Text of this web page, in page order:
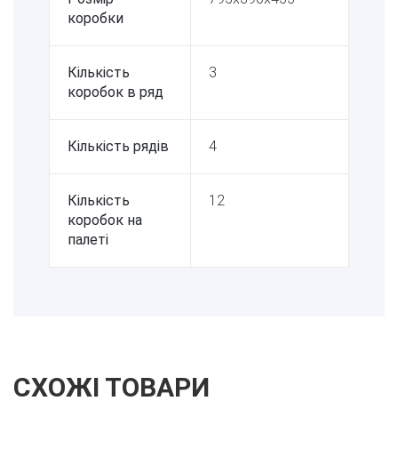
коробки
Кількість
коробок в ряд
3
Кількість рядів 4
Кількість
коробок на
палеті
12
СХОЖІ ТОВАРИ